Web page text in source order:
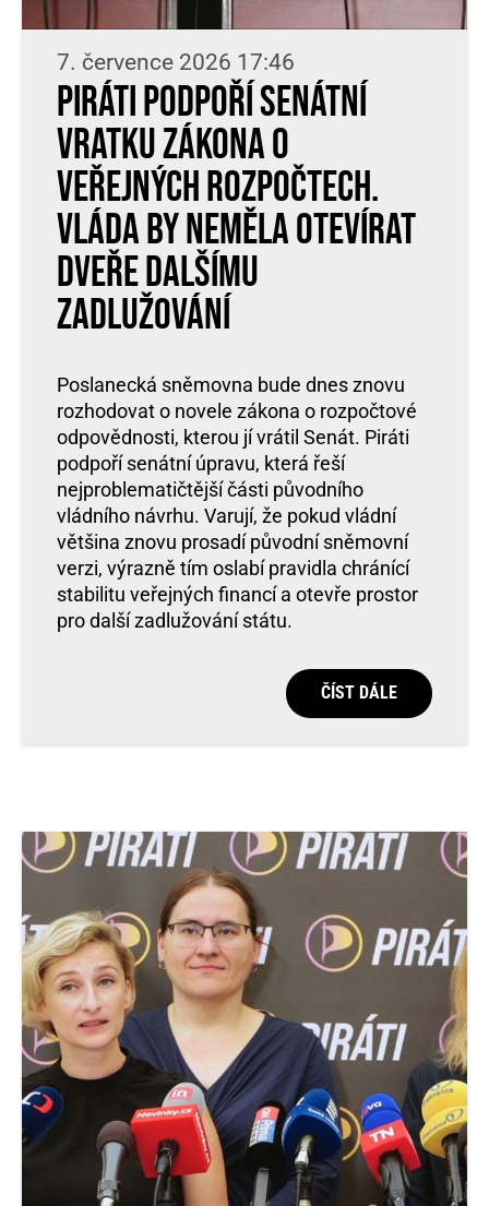
7. července 2026 17:46
Piráti podpoří senátní
vratku zákona o
veřejných rozpočtech.
Vláda by neměla otevírat
dveře dalšímu
zadlužování
Poslanecká sněmovna bude dnes znovu
rozhodovat o novele zákona o rozpočtové
odpovědnosti, kterou jí vrátil Senát. Piráti
podpoří senátní úpravu, která řeší
nejproblematičtější části původního
vládního návrhu. Varují, že pokud vládní
většina znovu prosadí původní sněmovní
verzi, výrazně tím oslabí pravidla chránící
stabilitu veřejných financí a otevře prostor
pro další zadlužování státu.
ČÍST DÁLE